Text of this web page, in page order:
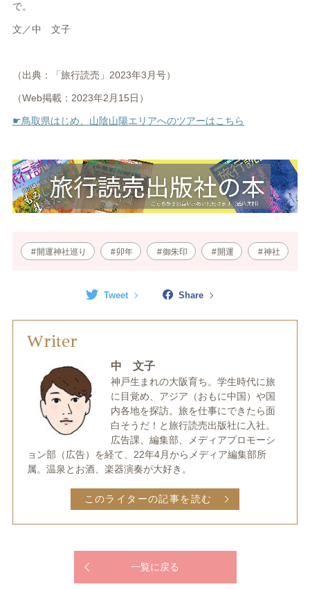
で。
文／中 文子
（出典：「旅行読売」 2023年3月号）
（Web掲載： 2023年2 月15日）
☛鳥取県はじめ、山陰山陽エリアへのツアーはこちら
開運神社巡り 卯年 御朱印 開運 神社
Tweet Share
Writer
中 文子
神戸生まれの大阪育ち。学生時代に旅
に目覚め、アジア（おもに中国）や国
内各地を探訪。旅を仕事にできたら面
白そうだ！と旅行読売出版社に入社。
広告課、編集部、メディアプロモーシ
ョン部（広告）を経て、22年4月からメディア編集部所
属。温泉とお酒、楽器演奏が大好き。
このライターの記事を読む
一覧に戻る